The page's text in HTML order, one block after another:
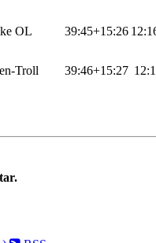
OL 39:45+15:26
Troll 39:46+15:27